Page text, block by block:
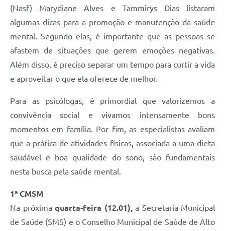
(Nasf) Marydiane Alves e Tammirys Dias listaram
algumas dicas para a promoção e manutenção da saúde
mental. Segundo elas, é importante que as pessoas se
afastem de situações que gerem emoções negativas.
Além disso, é preciso separar um tempo para curtir a vida
e aproveitar o que ela oferece de melhor.
Para as psicólogas, é primordial que valorizemos a
convivência social e vivamos intensamente bons
momentos em família. Por fim, as especialistas avaliam
que a prática de atividades físicas, associada a uma dieta
saudável e boa qualidade do sono, são fundamentais
nesta busca pela saúde mental.
1ª CMSM
Na próxima quarta-feira (12.01),a Secretaria Municipal
de Saúde (SMS) e o Conselho Municipal de Saúde de Alto